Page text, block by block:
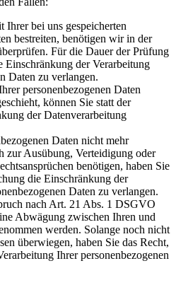
Ihrer bei uns gespeicherten
bestreiten, benötigen wir in der
Für die Dauer der Prüfung
Einschränkung der Verarbeitung
Daten zu verlangen.
personenbezogenen Daten
können Sie statt der
der Datenverarbeitung
Daten nicht mehr
zur Ausübung, Verteidigung oder
benötigen, haben Sie
die Einschränkung der
Daten zu verlangen.
nach Art. 21 Abs. 1 DSGVO
Abwägung zwischen Ihren und
werden. Solange noch nicht
überwiegen, haben Sie das Recht,
Ihrer personenbezogenen